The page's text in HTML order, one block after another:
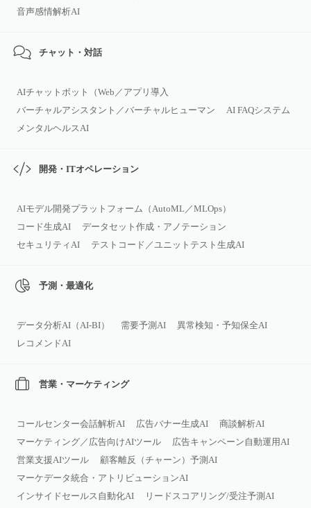
音声感情解析AI
チャット・対話
AIチャットボット（Web／アプリ導入
バーチャルアシスタント／バーチャルヒューマン
AI FAQシステム
メンタルヘルスAI
開発・ITオペレーション
AIモデル開発プラットフォーム（AutoML／MLOps）
コード生成AI
データセット作成・アノテーション
セキュリティAI
テストコード／ユニットテスト生成AI
予測・最適化
データ分析AI（AI‑BI） 需要予測AI
異常検知・予知保全AI
レコメンドAI
営業・マーケティング
コールセンター会話解析AI 広告バナー生成AI
商談解析AI
マーケティング／広告向けAIツール
広告キャンペーン自動運用AI
営業支援AIツール
顧客離反（チャーン）予測AI
マーケデータ統合・アトリビューションAI
インサイドセールス自動化AI
リードスコアリング/受注予測AI